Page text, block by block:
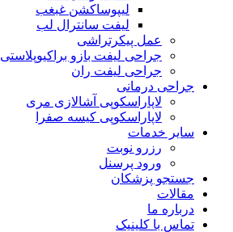
لیپوساکشن غبغب
لیفت سانترال لب
عمل پیکرتراشی
جراحی لیفت بازو براکیوپلاستی
جراحی لیفت ران
جراحی درمانی
لاپاراسکوپی آشالازی مری
لاپاراسکوپی کیسه صفرا
سایر خدمات
رزرو نوبت
ورود پرسنل
جستجو پزشکان
مقالات
درباره ما
تماس با کلینیک